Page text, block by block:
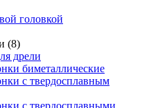
головкой
(8)
дрели
биметаллические
с твердосплавным
с твердосплавными